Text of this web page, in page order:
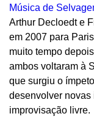
Música de
Arthur Decloedt e
em 2007 para
muito tempo
ambos voltaram à
que surgiu o
desenvolver
improvisação livre.